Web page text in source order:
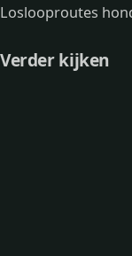
Loslooproutes
Verder kijken